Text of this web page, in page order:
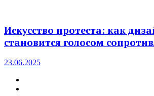
Искусство протеста: как
становится голосом
23.06.2025